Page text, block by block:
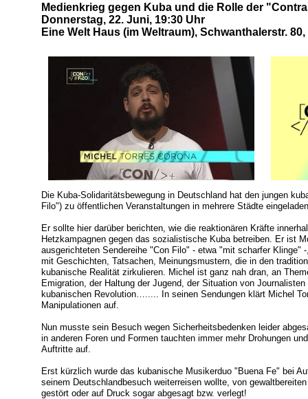
Medienkrieg gegen Kuba und die Rolle der
Donnerstag, 22. Juni, 19:30 Uhr
Eine Welt Haus (im Weltraum), Schwanthalerstr.
Die Kuba-Solidaritätsbewegung in Deutschland hat den jungen
Filo") zu öffentlichen Veranstaltungen in mehrere Städte
Er sollte hier darüber berichten, wie die reaktionären Kräfte
Hetzkampagnen gegen das sozialistische Kuba betreiben. Er ist
ausgerichteten Sendereihe "Con Filo" - etwa "mit scharfer Klinge"
mit Geschichten, Tatsachen, Meinungsmustern, die in den
kubanische Realität zirkulieren. Michel ist ganz nah dran, an
Emigration, der Haltung der Jugend, der Situation von
kubanischen Revolution…..... In seinen Sendungen klärt Michel
Manipulationen auf.
Nun musste sein Besuch wegen Sicherheitsbedenken leider
in anderen Foren und Formen tauchten immer mehr Drohungen
Auftritte auf.
Erst kürzlich wurde das kubanische Musikerduo "Buena Fe" bei
seinem Deutschlandbesuch weiterreisen wollte, von
gestört oder auf Druck sogar abgesagt bzw. verlegt!